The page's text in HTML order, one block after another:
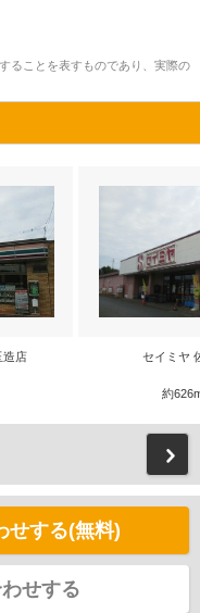
ることを表すものであり、実際の
造店 セイミヤ
約
せする(無料)
せする